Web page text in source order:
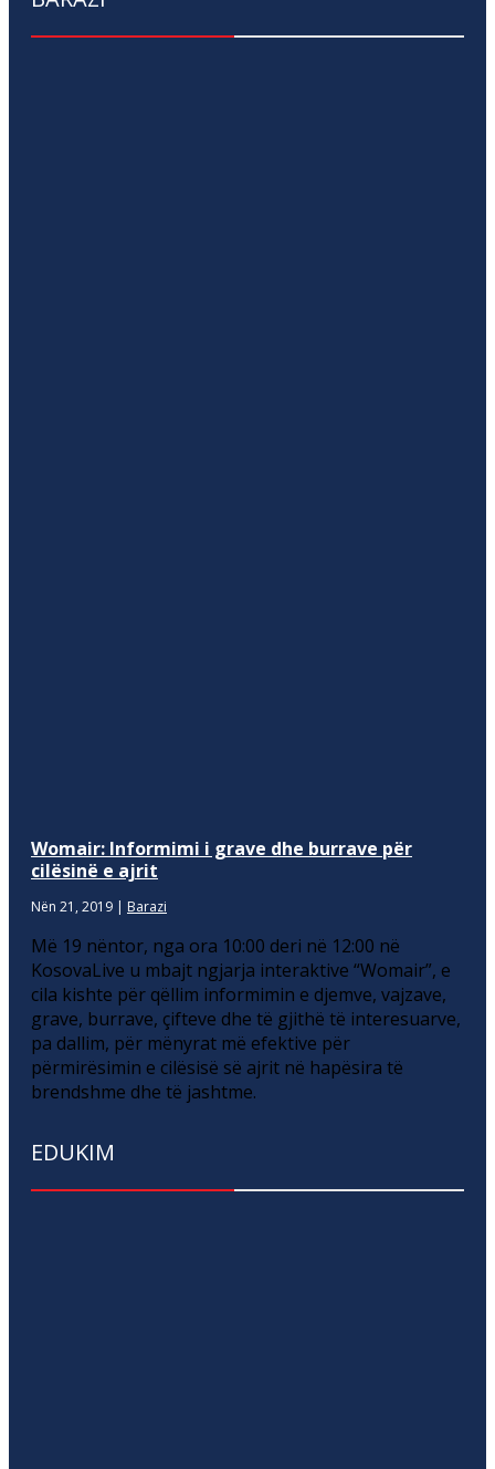
Womair: Informimi i grave dhe burrave për
cilësinë e ajrit
Nën 21, 2019 | Barazi
Më 19 nëntor, nga ora 10:00 deri në 12:00 në
KosovaLive u mbajt ngjarja interaktive “Womair”, e
cila kishte për qëllim informimin e djemve, vajzave,
grave, burrave, çifteve dhe të gjithë të interesuarve,
pa dallim, për mënyrat më efektive për
përmirësimin e cilësisë së ajrit në hapësira të
brendshme dhe të jashtme.
EDUKIM